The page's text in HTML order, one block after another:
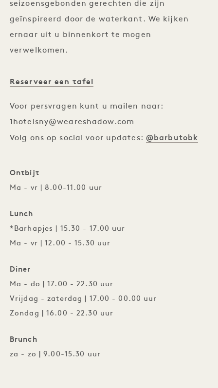
seizoensgebonden gerechten die zijn
geïnspireerd door de waterkant. We kijken
ernaar uit u binnenkort te mogen
verwelkomen.
Reserveer een tafel
Voor persvragen kunt u mailen naar:
1hotelsny@weareshadow.com
Volg ons op social voor updates: @barbutobk
Ontbijt
Ma - vr | 8.00-11.00 uur
Lunch
*Barhapjes | 15.30 - 17.00 uur
Ma - vr | 12.00 - 15.30 uur
Diner
Ma - do | 17.00 - 22.30 uur
Vrijdag - zaterdag | 17.00 - 00.00 uur
Zondag | 16.00 - 22.30 uur
Brunch
za - zo | 9.00-15.30 uur